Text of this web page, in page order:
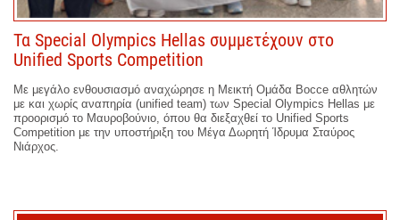
Τα Special Olympics Hellas συμμετέχουν στο
Unified Sports Competition
Με μεγάλο ενθουσιασμό αναχώρησε η Μεικτή Ομάδα Bocce αθλητών
με και χωρίς αναπηρία (unified team) των Special Olympics Hellas με
προορισμό το Μαυροβούνιο, όπου θα διεξαχθεί το Unified Sports
Competition με την υποστήριξη του Μέγα Δωρητή Ίδρυμα Σταύρος
Νιάρχος.